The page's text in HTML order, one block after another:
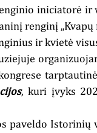
iniciatorė
renginį „Kvapų
ir kvietė
, kuri įvyks
paveldo